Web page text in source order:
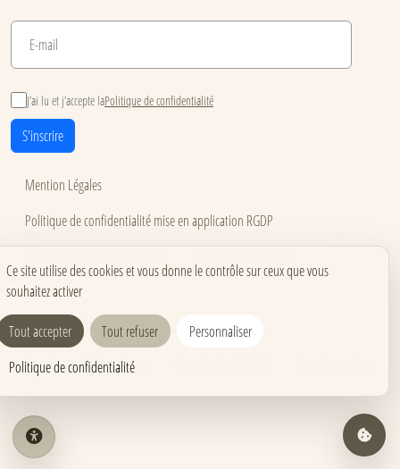
J’ai lu et j’accepte laPolitique de confidentialité
S'inscrire
Mention Légales
Politique de confidentialité mise en application RGDP
Accessibilité
Carnets pour événements
Carnets corporate
Carnets pros & formations
Ce site utilise des cookies et vous donne le contrôle sur ceux que vous
souhaitez activer
Tout accepter Tout refuser
Personnaliser
Politique de confidentialité